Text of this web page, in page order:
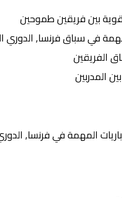
بين فريقين طموحين
في سباق فرنسا, الدوري
الفريقين
المدربين
المهمة في فرنسا,